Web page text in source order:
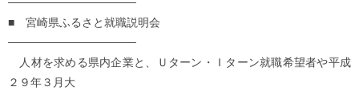
────────────────
■ 宮崎県ふるさと就職説明会
────────────────
人材を求める県内企業と、Ｕターン・Ｉターン就職希望者や平成
２９年３月大